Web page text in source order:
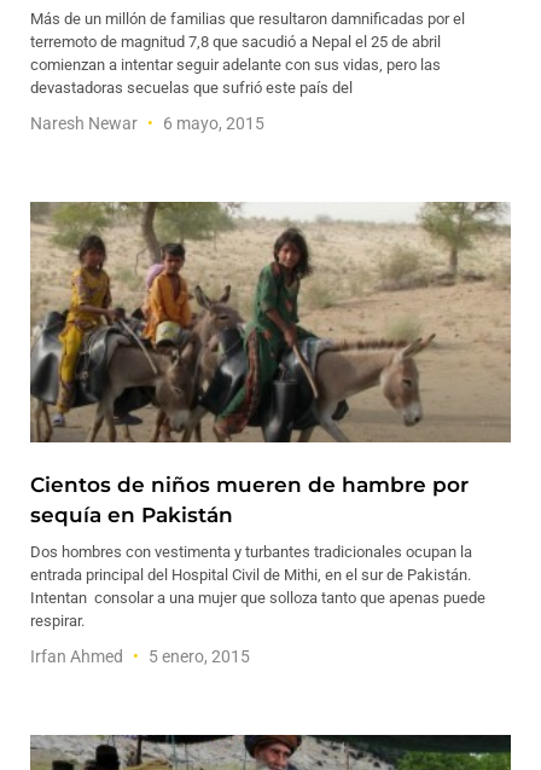
Más de un millón de familias que resultaron damnificadas por el
terremoto de magnitud 7,8 que sacudió a Nepal el 25 de abril
comienzan a intentar seguir adelante con sus vidas, pero las
devastadoras secuelas que sufrió este país del
Naresh Newar 6 mayo, 2015
Cientos de niños mueren de hambre por
sequía en Pakistán
Dos hombres con vestimenta y turbantes tradicionales ocupan la
entrada principal del Hospital Civil de Mithi, en el sur de Pakistán.
Intentan consolar a una mujer que solloza tanto que apenas puede
respirar.
Irfan Ahmed 5 enero, 2015